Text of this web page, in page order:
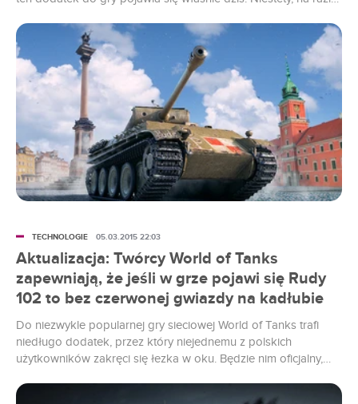
Aktualizacja: Twórcy World of Tanks
zapewniają, że jeśli w grze pojawi się Rudy
102 to bez czerwonej gwiazdy na kadłubie
Do niezwykle popularnej gry sieciowej World of Tanks trafi
niedługo dodatek, przez który niejednemu z polskich
użytkowników zakręci się łezka w oku. Będzie nim oficjalny,
"Czterej Pancerni i Pies".
TECHNOLOGIE 05.03.2015 22:03